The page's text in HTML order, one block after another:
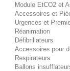
Module EtCO2 et
Accessoires et
Urgences et
Réanimation
Défibrillateurs
Accessoires pour
Respirateurs
Ballons